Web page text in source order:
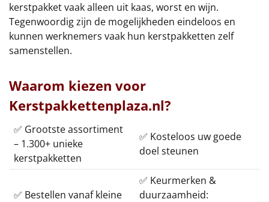
kerstpakket vaak alleen uit kaas, worst en wijn.
Tegenwoordig zijn de mogelijkheden eindeloos en
kunnen werknemers vaak hun kerstpakketten zelf
samenstellen.
Waarom kiezen voor
Kerstpakkettenplaza.nl?
✅ Grootste assortiment
– 1.300+ unieke
kerstpakketten
✅ Kosteloos uw goede
doel steunen
✅ Bestellen vanaf kleine
✅ Keurmerken &
duurzaamheid: